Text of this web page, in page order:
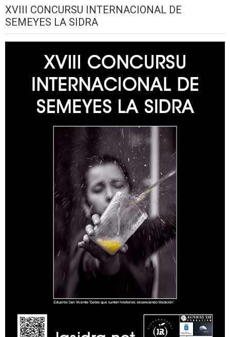
XVIII CONCURSU INTERNACIONAL DE
SEMEYES LA SIDRA